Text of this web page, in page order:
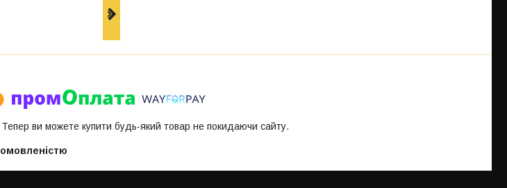
Тепер ви можете купити будь-який товар не покидаючи сайту.